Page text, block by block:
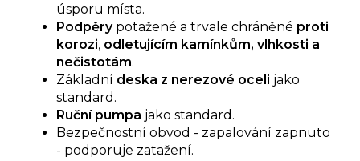
úsporu místa.
Podpěrypotažené a trvale chráněné proti
korozi, odletujícím kamínkům, vlhkosti a
nečistotám.
Základní deska z nerezové oceli jako
standard.
Ruční pumpa jako standard.
Bezpečnostní obvod - zapalování zapnuto
- podporuje zatažení.